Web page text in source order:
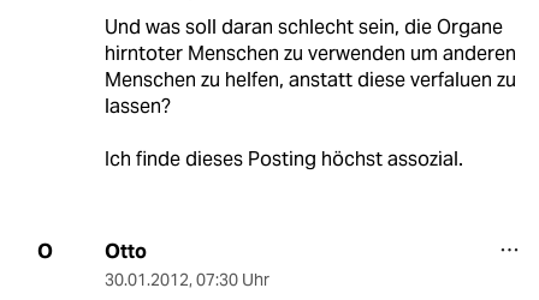
Und was soll daran schlecht sein, die Organe
hirntoter Menschen zu verwenden um anderen
Menschen zu helfen, anstatt diese verfaluen zu
lassen?
Ich finde dieses Posting höchst assozial.
O Otto
30.01.2012, 07:30 Uhr